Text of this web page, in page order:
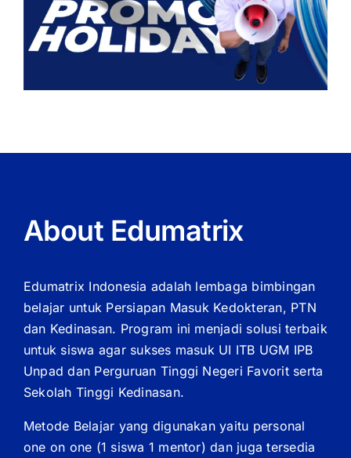
About Edumatrix
Edumatrix Indonesia adalah lembaga bimbingan
belajar untuk Persiapan Masuk Kedokteran, PTN
dan Kedinasan. Program ini menjadi solusi terbaik
untuk siswa agar sukses masuk UI ITB UGM IPB
Unpad dan Perguruan Tinggi Negeri Favorit serta
Sekolah Tinggi Kedinasan.
Metode Belajar yang digunakan yaitu personal
one on one (1 siswa 1 mentor) dan juga tersedia